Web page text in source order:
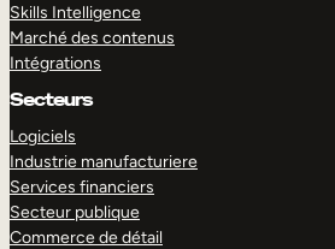
Skills Intelligence
Marché des contenus
Intégrations
Secteurs
Logiciels
Industrie manufacturiere
Services financiers
Secteur publique
Commerce de détail